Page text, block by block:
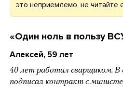
это неприемлемо, не читайте
«Один ноль в пользу
Алексей, 59 лет
40 лет работал сварщиком. В
подписал контракт с